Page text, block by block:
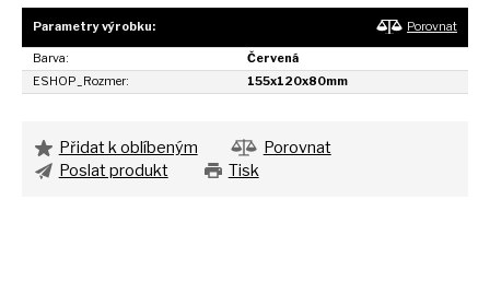
Parametry výrobku: Porovnat
Barva:
Červená
ESHOP_Rozmer:
155x120x80mm
Přidat k oblíbeným
Porovnat
Poslat produkt
Tisk